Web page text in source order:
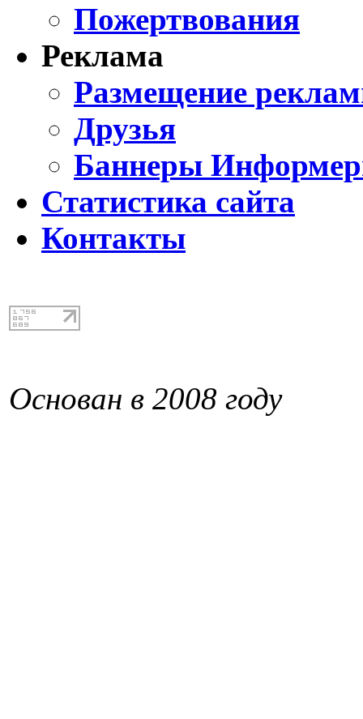
Пожертвования
Реклама
Размещение
Друзья
Баннеры
Статистика сайта
Контакты
Основан в 2008 году